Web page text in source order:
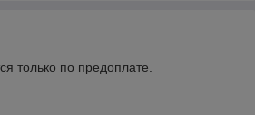
только по предоплате.